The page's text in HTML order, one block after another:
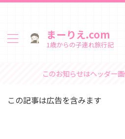
まーりえ.com
1歳からの子連れ旅行記
このお知らせはヘッダー画像エ
この記事は広告を含みます